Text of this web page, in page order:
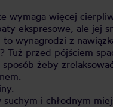
wymaga więcej
ekspresowe, ale jej
wynagrodzi z
Tuż przed pójściem
żeby
i chłodnym